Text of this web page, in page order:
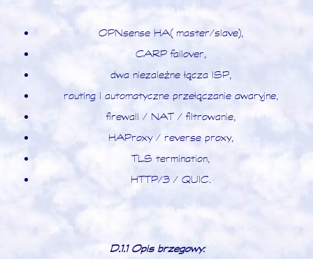
OPNsense HA (master/slave),
CARP failover,
dwa niezależne łącza ISP,
routing i automatyczne przełączanie awaryjne,
firewall / NAT / filtrowanie,
HAProxy / reverse proxy,
TLS termination,
HTTP/3 / QUIC.
D.1.1 Opis brzegowy: